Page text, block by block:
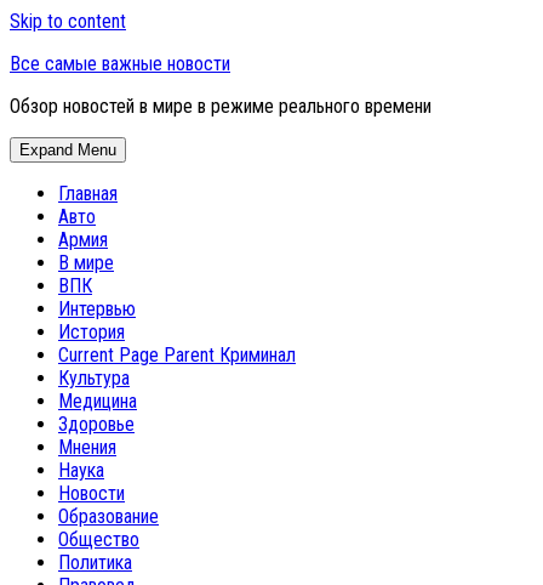
Skip to content
Все самые важные новости
Обзор новостей в мире в режиме реального времени
Expand Menu
Главная
Авто
Армия
В мире
ВПК
Интервью
История
Current Page Parent Криминал
Культура
Медицина
Здоровье
Мнения
Наука
Новости
Образование
Общество
Политика